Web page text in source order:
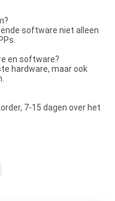
software niet alleen
en software?
hardware, maar ook
7-15 dagen over het